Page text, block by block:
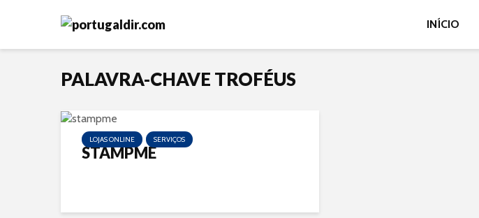
INÍCIO
PALAVRA-CHAVE TROFÉUS
LOJAS ONLINE SERVIÇOS
STAMPME